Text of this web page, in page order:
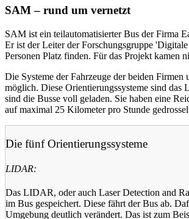
SAM – rund um vernetzt
SAM ist ein teilautomatisierter Bus der Firma
Er ist der Leiter der Forschungsgruppe
Personen Platz finden. Für das Projekt kamen
Die Systeme der Fahrzeuge der beiden
möglich. Diese Orientierungssysteme sind
sind die Busse voll geladen. Sie haben eine
auf maximal 25 Kilometer pro Stunde
Die fünf Orientierungssysteme
LIDAR:
Das LIDAR, oder auch Laser Detection and
im Bus gespeichert. Diese fährt der Bus ab.
Umgebung deutlich verändert. Das ist zum